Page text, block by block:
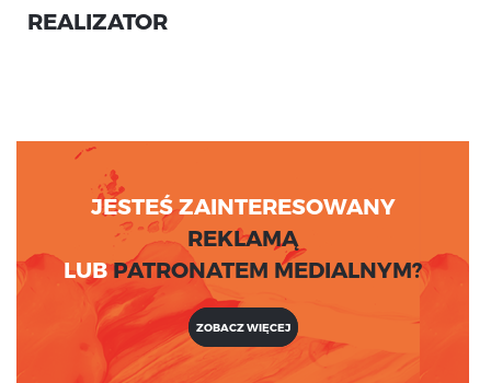
REALIZATOR
JESTEŚ ZAINTERESOWANY
REKLAMĄ
LUBPATRONATEM MEDIALNYM?
ZOBACZ WIĘCEJ